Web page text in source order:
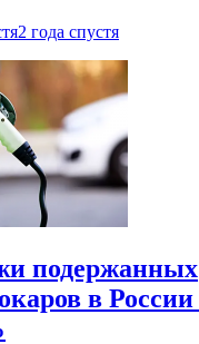
2 года спустя
подержанных
в